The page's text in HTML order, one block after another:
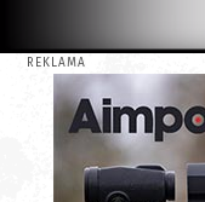
REKLAMA